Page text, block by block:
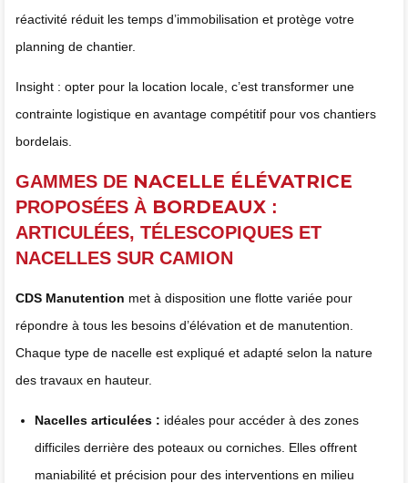
réactivité réduit les temps d’immobilisation et protège votre
planning de chantier.
Insight : opter pour la location locale, c’est transformer une
contrainte logistique en avantage compétitif pour vos chantiers
bordelais.
GAMMES DE NACELLE ÉLÉVATRICE
PROPOSÉES À BORDEAUX :
ARTICULÉES, TÉLESCOPIQUES ET
NACELLES SUR CAMION
CDS Manutention met à disposition une flotte variée pour
répondre à tous les besoins d’élévation et de manutention.
Chaque type de nacelle est expliqué et adapté selon la nature
des travaux en hauteur.
Nacelles articulées : idéales pour accéder à des zones
difficiles derrière des poteaux ou corniches. Elles offrent
maniabilité et précision pour des interventions en milieu